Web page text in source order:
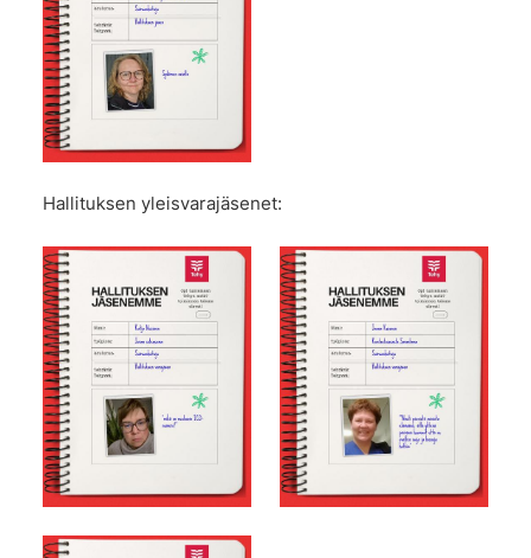
Hallituksen yleisvarajäsenet: